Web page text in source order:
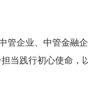
企业、中管金融
当践行初心使命，